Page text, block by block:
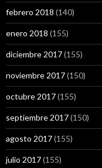
febrero 2018 (140)
enero 2018 (155)
diciembre 2017(155)
noviembre 2017(150)
octubre 2017(155)
septiembre 2017(150)
agosto 2017(155)
julio 2017(155)